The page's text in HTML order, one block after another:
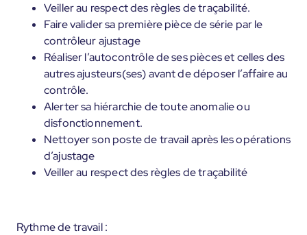
Veiller au respect des règles de traçabilité.
Faire valider sa première pièce de série par le
contrôleur ajustage
Réaliser l’autocontrôle de ses pièces et celles des
autres ajusteurs(ses) avant de déposer l’affaire au
contrôle.
Alerter sa hiérarchie de toute anomalie ou
disfonctionnement.
Nettoyer son poste de travail après les opérations
d’ajustage
Veiller au respect des règles de traçabilité
Rythme de travail :